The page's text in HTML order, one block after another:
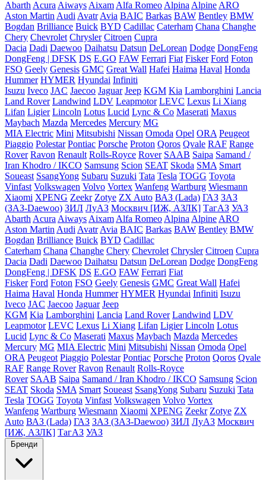
Abarth Acura Aiways Aixam Alfa Romeo Alpina Alpine ARO
Aston Martin Audi Avatr Avia BAIC Barkas BAW Bentley BMW
Bogdan Brilliance Buick BYD Cadillac Caterham Chana Changhe
Chery Chevrolet Chrysler Citroen Cupra
Dacia Dadi Daewoo Daihatsu Datsun DeLorean Dodge DongFeng
DongFeng | DFSK DS E.GO FAW Ferrari Fiat Fisker Ford Foton
FSO Geely Genesis GMC Great Wall Hafei Haima Haval Honda
Hummer HYMER Hyundai Infiniti
Isuzu Iveco JAC Jaecoo Jaguar Jeep KGM Kia Lamborghini Lancia
Land Rover Landwind LDV Leapmotor LEVC Lexus Li Xiang
Lifan Ligier Lincoln Lotus Lucid Lync & Co Maserati Maxus
Maybach Mazda Mercedes Mercury MG
MIA Electric Mini Mitsubishi Nissan Omoda Opel ORA Peugeot
Piaggio Polestar Pontiac Porsche Proton Qoros Qvale RAF Range
Rover Ravon Renault Rolls-Royce Rover SAAB Saipa Samand /
Iran Khodro / IKCO Samsung Scion SEAT Skoda SMA Smart
Soueast SsangYong Subaru Suzuki Tata Tesla TOGG Toyota
Vinfast Volkswagen Volvo Vortex Wanfeng Wartburg Wiesmann
Xiaomi XPENG Zeekr Zotye ZX Auto ВАЗ (Lada) ГАЗ ЗАЗ
(ЗАЗ-Daewoo) ЗИЛ ЛуАЗ Москвич [ИЖ, АЗЛК] ТагАЗ УАЗ
Abarth Acura Aiways Aixam Alfa Romeo Alpina Alpine ARO
Aston Martin Audi Avatr Avia BAIC Barkas BAW Bentley BMW
Bogdan Brilliance Buick BYD Cadillac
Caterham Chana Changhe Chery Chevrolet Chrysler Citroen Cupra
Dacia Dadi Daewoo Daihatsu Datsun DeLorean Dodge DongFeng
DongFeng | DFSK DS E.GO FAW Ferrari Fiat
Fisker Ford Foton FSO Geely Genesis GMC Great Wall Hafei
Haima Haval Honda Hummer HYMER Hyundai Infiniti Isuzu
Iveco JAC Jaecoo Jaguar Jeep
KGM Kia Lamborghini Lancia Land Rover Landwind LDV
Leapmotor LEVC Lexus Li Xiang Lifan Ligier Lincoln Lotus
Lucid Lync & Co Maserati Maxus Maybach Mazda Mercedes
Mercury MG MIA Electric Mini Mitsubishi Nissan Omoda Opel
ORA Peugeot Piaggio Polestar Pontiac Porsche Proton Qoros Qvale
RAF Range Rover Ravon Renault Rolls-Royce
Rover SAAB Saipa Samand / Iran Khodro / IKCO Samsung Scion
SEAT Skoda SMA Smart Soueast SsangYong Subaru Suzuki Tata
Tesla TOGG Toyota Vinfast Volkswagen Volvo Vortex
Wanfeng Wartburg Wiesmann Xiaomi XPENG Zeekr Zotye ZX
Auto ВАЗ (Lada) ГАЗ ЗАЗ (ЗАЗ-Daewoo) ЗИЛ ЛуАЗ Москвич
[ИЖ, АЗЛК] ТагАЗ УАЗ
Бренди